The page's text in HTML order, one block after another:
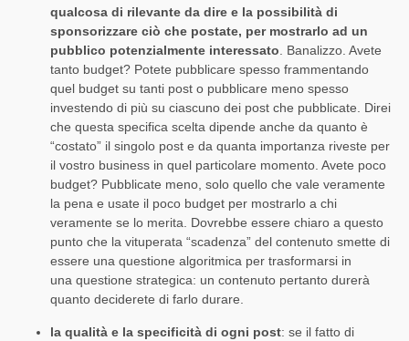
qualcosa di rilevante da dire e la possibilità di
sponsorizzare ciò che postate, per mostrarlo ad un
pubblico potenzialmente interessato. Banalizzo. Avete
tanto budget? Potete pubblicare spesso frammentando
quel budget su tanti post o pubblicare meno spesso
investendo di più su ciascuno dei post che pubblicate. Direi
che questa specifica scelta dipende anche da quanto è
“costato” il singolo post e da quanta importanza riveste per
il vostro business in quel particolare momento. Avete poco
budget? Pubblicate meno, solo quello che vale veramente
la pena e usate il poco budget per mostrarlo a chi
veramente se lo merita. Dovrebbe essere chiaro a questo
punto che la vituperata “scadenza” del contenuto smette di
essere una questione algoritmica per trasformarsi in
una questione strategica: un contenuto pertanto durerà
quanto deciderete di farlo durare.
la qualità e la specificità di ogni post: se il fatto di